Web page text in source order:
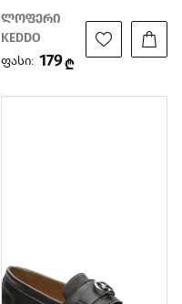
ლოფერი
KEDDO
ფასი: 179₾